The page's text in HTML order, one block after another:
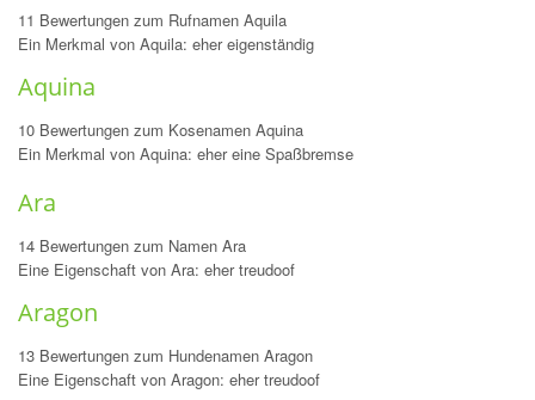
11 Bewertungen zum Rufnamen Aquila
Ein Merkmal von Aquila: eher eigenständig
Aquina
10 Bewertungen zum Kosenamen Aquina
Ein Merkmal von Aquina: eher eine Spaßbremse
Ara
14 Bewertungen zum Namen Ara
Eine Eigenschaft von Ara: eher treudoof
Aragon
13 Bewertungen zum Hundenamen Aragon
Eine Eigenschaft von Aragon: eher treudoof